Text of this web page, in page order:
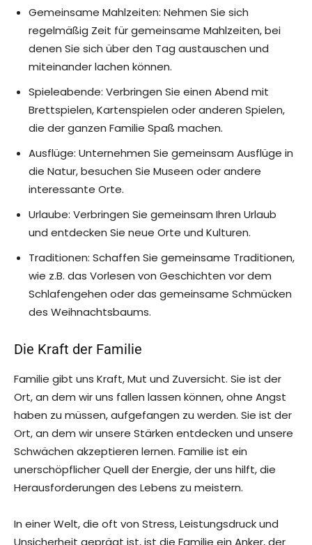
Gemeinsame Mahlzeiten: Nehmen Sie sich
regelmäßig Zeit für gemeinsame Mahlzeiten, bei
denen Sie sich über den Tag austauschen und
miteinander lachen können.
Spieleabende: Verbringen Sie einen Abend mit
Brettspielen, Kartenspielen oder anderen Spielen,
die der ganzen Familie Spaß machen.
Ausflüge: Unternehmen Sie gemeinsam Ausflüge in
die Natur, besuchen Sie Museen oder andere
interessante Orte.
Urlaube: Verbringen Sie gemeinsam Ihren Urlaub
und entdecken Sie neue Orte und Kulturen.
Traditionen: Schaffen Sie gemeinsame Traditionen,
wie z.B. das Vorlesen von Geschichten vor dem
Schlafengehen oder das gemeinsame Schmücken
des Weihnachtsbaums.
Die Kraft der Familie
Familie gibt uns Kraft, Mut und Zuversicht. Sie ist der
Ort, an dem wir uns fallen lassen können, ohne Angst
haben zu müssen, aufgefangen zu werden. Sie ist der
Ort, an dem wir unsere Stärken entdecken und unsere
Schwächen akzeptieren lernen. Familie ist ein
unerschöpflicher Quell der Energie, der uns hilft, die
Herausforderungen des Lebens zu meistern.
In einer Welt, die oft von Stress, Leistungsdruck und
Unsicherheit geprägt ist, ist die Familie ein Anker, der